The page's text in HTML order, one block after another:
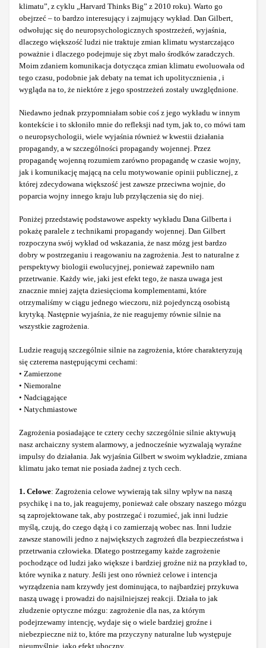
klimatu”, z cyklu „Harvard Thinks Big” z 2010 roku). Warto go
obejrzeć – to bardzo interesujący i zajmujący wykład. Dan Gilbert,
odwołując się do neuropsychologicznych spostrzeżeń, wyjaśnia,
dlaczego większość ludzi nie traktuje zmian klimatu wystarczająco
poważnie i dlaczego podejmuje się zbyt mało środków zaradczych.
Moim zdaniem komunikacja dotycząca zmian klimatu ewoluowała od
tego czasu, podobnie jak debaty na temat ich upolitycznienia , i
wygląda na to, że niektóre z jego spostrzeżeń zostały uwzględnione.
Niedawno jednak przypomniałam sobie coś z jego wykładu w innym
kontekście i to skłoniło mnie do refleksji nad tym, jak to, co mówi tam
o neuropsychologii, wiele wyjaśnia również w kwestii działania
propagandy, a w szczególności propagandy wojennej. Przez
propagandę wojenną rozumiem zarówno propagandę w czasie wojny,
jak i komunikację mającą na celu motywowanie opinii publicznej, z
której zdecydowana większość jest zawsze przeciwna wojnie, do
poparcia wojny innego kraju lub przyłączenia się do niej.
Poniżej przedstawię podstawowe aspekty wykładu Dana Gilberta i
pokażę paralele z technikami propagandy wojennej. Dan Gilbert
rozpoczyna swój wykład od wskazania, że nasz mózg jest bardzo
dobry w postrzeganiu i reagowaniu na zagrożenia. Jest to naturalne z
perspektywy biologii ewolucyjnej, ponieważ zapewniło nam
przetrwanie. Każdy wie, jaki jest efekt tego, że nasza uwaga jest
znacznie mniej zajęta dziesięcioma komplementami, które
otrzymaliśmy w ciągu jednego wieczoru, niż pojedynczą osobistą
krytyką. Następnie wyjaśnia, że nie reagujemy równie silnie na
wszystkie zagrożenia.
Ludzie reagują szczególnie silnie na zagrożenia, które charakteryzują
się czterema następującymi cechami:
• Zamierzone
• Niemoralne
• Nadciągające
• Natychmiastowe
Zagrożenia posiadające te cztery cechy szczególnie silnie aktywują
nasz archaiczny system alarmowy, a jednocześnie wyzwalają wyraźne
impulsy do działania. Jak wyjaśnia Gilbert w swoim wykładzie, zmiana
klimatu jako temat nie posiada żadnej z tych cech.
1. Celowe: Zagrożenia celowe wywierają tak silny wpływ na naszą
psychikę i na to, jak reagujemy, ponieważ całe obszary naszego mózgu
są zaprojektowane tak, aby postrzegać i rozumieć, jak inni ludzie
myślą, czują, do czego dążą i co zamierzają wobec nas. Inni ludzie
zawsze stanowili jedno z największych zagrożeń dla bezpieczeństwa i
przetrwania człowieka. Dlatego postrzegamy każde zagrożenie
pochodzące od ludzi jako większe i bardziej groźne niż na przykład to,
które wynika z natury. Jeśli jest ono również celowe i intencja
wyrządzenia nam krzywdy jest dominująca, to najbardziej przykuwa
naszą uwagę i prowadzi do najsilniejszej reakcji. Działa to jak
złudzenie optyczne mózgu: zagrożenie dla nas, za którym
podejrzewamy intencję, wydaje się o wiele bardziej groźne i
niebezpieczne niż to, które ma przyczyny naturalne lub występuje
nieumyślnie, jako efekt uboczny.